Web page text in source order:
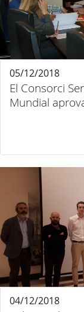
El Consorci
Mundial
05/12/2018
04/12/2018